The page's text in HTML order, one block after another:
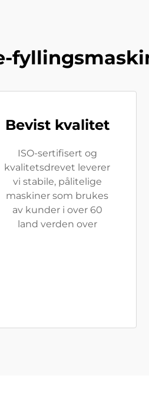
Bevist kvalitet
ISO-sertifisert og
kvalitetsdrevet leverer
vi stabile, pålitelige
maskiner som brukes
av kunder i over 60
land verden over